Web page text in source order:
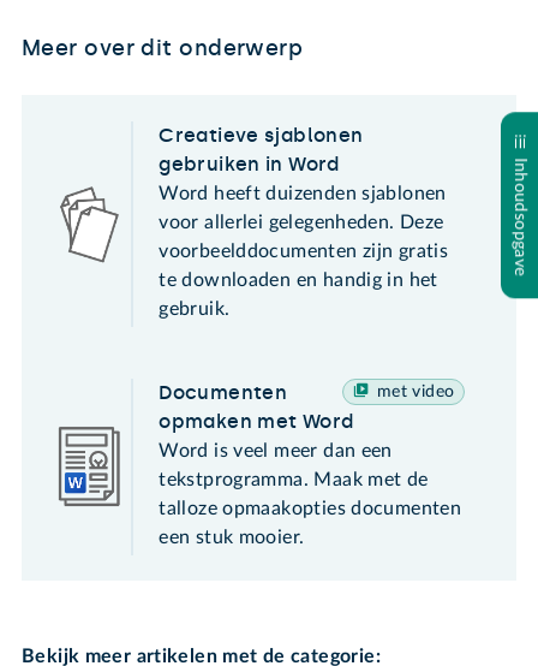
Inhoudsopgave
Meer over dit onderwerp
Creatieve sjablonen
gebruiken in Word
Word heeft duizenden sjablonen
voor allerlei gelegenheden. Deze
voorbeelddocumenten zijn gratis
te downloaden en handig in het
gebruik.
met video
Documenten
opmaken met Word
Word is veel meer dan een
tekstprogramma. Maak met de
talloze opmaakopties documenten
een stuk mooier.
Bekijk meer artikelen met de categorie: